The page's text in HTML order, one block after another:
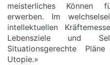
meisterliches Können
erwerben. Im
intellektuellen
Lebensziele und
Situationsgerechte
Utopie.»